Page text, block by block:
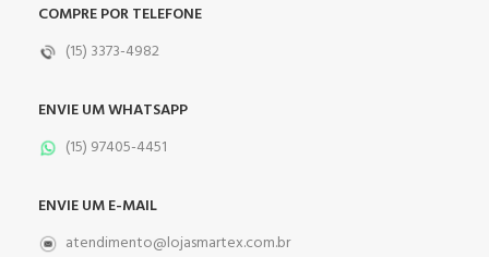
COMPRE POR TELEFONE
(15) 3373-4982
ENVIE UM WHATSAPP
(15) 97405-4451
ENVIE UM E-MAIL
atendimento@lojasmartex.com.br